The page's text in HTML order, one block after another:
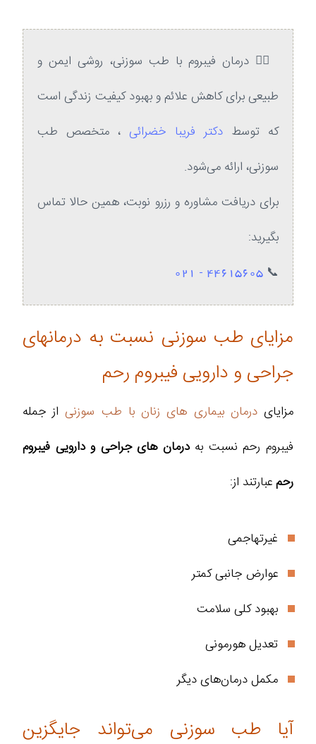
💆‍♀️ درمان فیبروم با طب سوزنی، روشی ایمن و
طبیعی برای کاهش علائم و بهبود کیفیت زندگی است
که توسطدکتر فریبا خضرائی، متخصص طب
سوزنی، ارائه می‌شود.
برای دریافت مشاوره و رزرو نوبت، همین حالا تماس
بگیرید:
📞
44615605 - 021
مزایای طب سوزنی نسبت به درمانهای
جراحی و دارویی فیبروم رحم
مزایایدرمان بیماری های زنان با طب سوزنیاز جمله
فیبروم رحم نسبت بهدرمان‌ های جراحی و دارویی فیبروم
رحمعبارتند از:
غیرتهاجمی
عوارض جانبی کمتر
بهبود کلی سلامت
تعدیل هورمونی
مکمل درمان‌های دیگر
آیا طب سوزنی می‌تواند جایگزین